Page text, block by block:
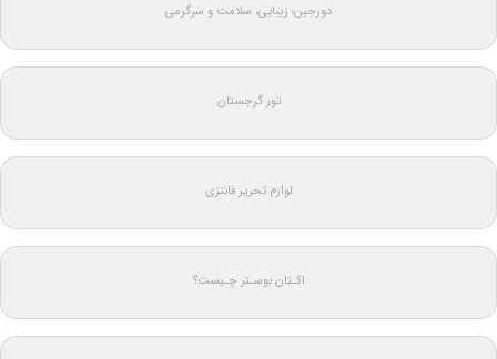
دورجین؛ زیبایی، سلامت و سرگرمی
تور گرجستان
لوازم تحریر فانتزی
اکـتان بوسـتر چـیست؟